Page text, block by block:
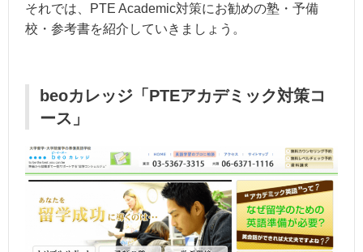
それでは、PTE Academic対策にお勧めの塾・予備
校・参考書を紹介していきましょう。
beoカレッジ「PTEアカデミック対策コ
ース」